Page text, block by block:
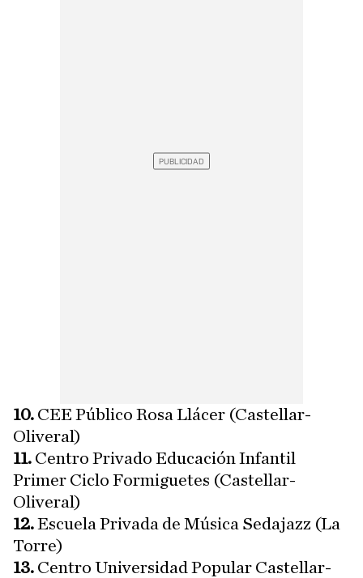
10. CEE Público Rosa Llácer (Castellar-
Oliveral)
11. Centro Privado Educación Infantil
Primer Ciclo Formiguetes (Castellar-
Oliveral)
12.Escuela Privada de Música Sedajazz (La
Torre)
13. Centro Universidad Popular Castellar-